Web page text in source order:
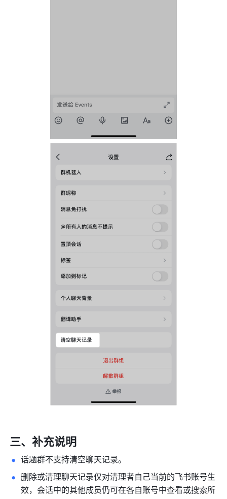
三、补充说明
话题群不支持清空聊天记录。
删除或清理聊天记录仅对清理者自己当前的飞书账号生
效，会话中的其他成员仍可在各自账号中查看或搜索所